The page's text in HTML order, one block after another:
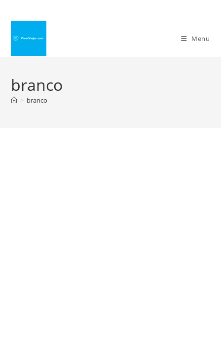
conteúdo
Menu
branco
> branco